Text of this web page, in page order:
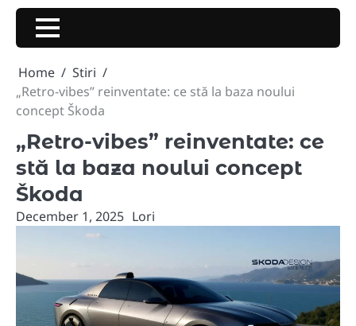
Skip
content
Home
Stiri
„Retro-vibes” reinventate: ce stă la baza noului
concept Škoda
„Retro-vibes” reinventate: ce
stă la baza noului concept
Škoda
December 1, 2025 Lori